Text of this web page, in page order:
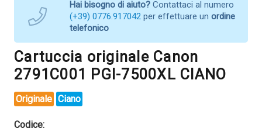
Hai bisogno di aiuto? Contattaci al numero
(+39) 0776.917042 per effettuare un ordine
telefonico
Cartuccia originale Canon
2791C001 PGI-7500XL CIANO
Originale Ciano
Codice: